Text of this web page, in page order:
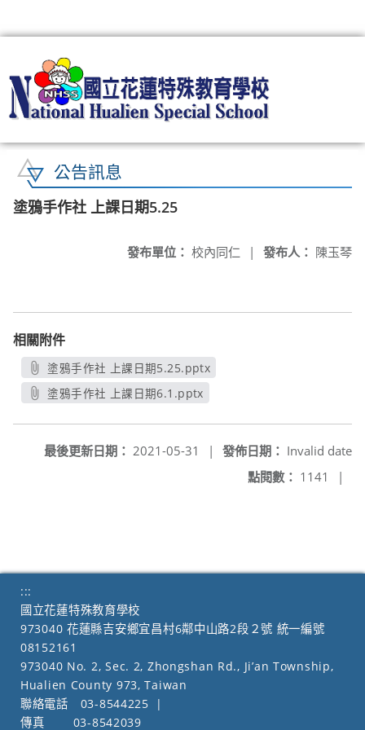
公告訊息
塗鴉手作社 上課日期5.25
發布人： 陳玉琴
發布單位： 校內同仁 |
相關附件
塗鴉手作社 上課日期5.25.pptx
另開新視窗
塗鴉手作社 上課日期6.1.pptx
發佈日期： Invalid date
最後更新日期： 2021-05-31
|
點閱數： 1141 |
:::
國立花蓮特殊教育學校
973040 花蓮縣吉安鄉宜昌村6鄰中山路2段２號 統一編號
08152161
973040 No. 2, Sec. 2, Zhongshan Rd., Ji’an Township,
Hualien County 973, Taiwan
聯絡電話
03-8544225
|
傳真
03-8542039